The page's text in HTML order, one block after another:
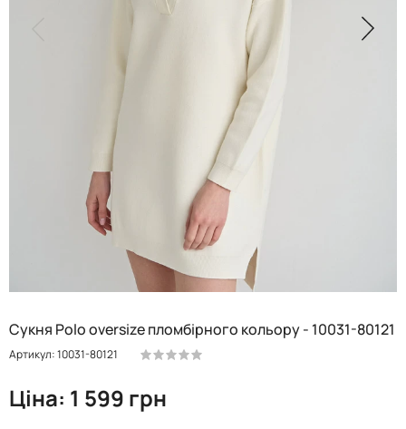
Сукня Polo oversize пломбірного кольору - 10031-80121
Артикул: 10031-80121
Ціна: 1 599 грн